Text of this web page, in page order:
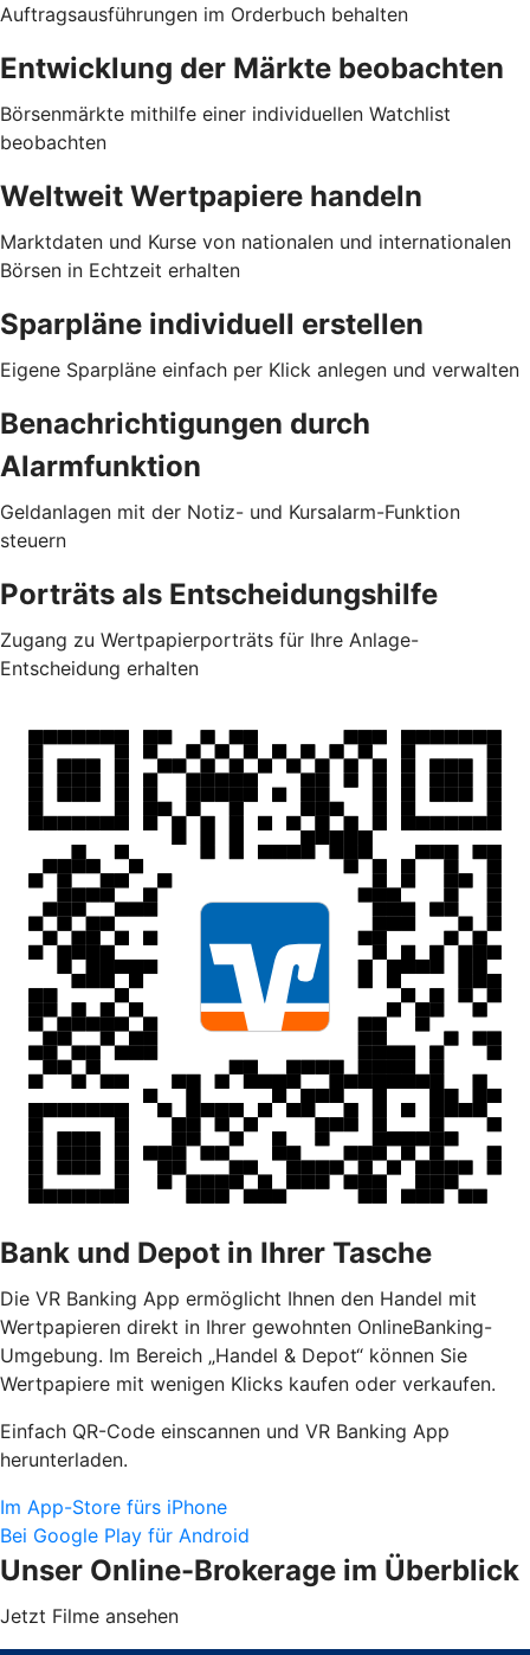
Auftragsausführungen im Orderbuch behalten
Entwicklung der Märkte beobachten
Börsenmärkte mithilfe einer individuellen Watchlist
beobachten
Weltweit Wertpapiere handeln
Marktdaten und Kurse von nationalen und internationalen
Börsen in Echtzeit erhalten
Sparpläne individuell erstellen
Eigene Sparpläne einfach per Klick anlegen und verwalten
Benachrichtigungen durch
Alarmfunktion
Geldanlagen mit der Notiz- und Kursalarm-Funktion
steuern
Porträts als Entscheidungshilfe
Zugang zu Wertpapierporträts für Ihre Anlage-
Entscheidung erhalten
Bank und Depot in Ihrer Tasche
Die VR Banking App ermöglicht Ihnen den Handel mit
Wertpapieren direkt in Ihrer gewohnten OnlineBanking-
Umgebung. Im Bereich „Handel & Depot“ können Sie
Wertpapiere mit wenigen Klicks kaufen oder verkaufen.
Einfach QR-Code einscannen und VR Banking App
herunterladen.
Im App-Store fürs iPhone
Bei Google Play für Android
Unser Online-Brokerage im Überblick
Jetzt Filme ansehen